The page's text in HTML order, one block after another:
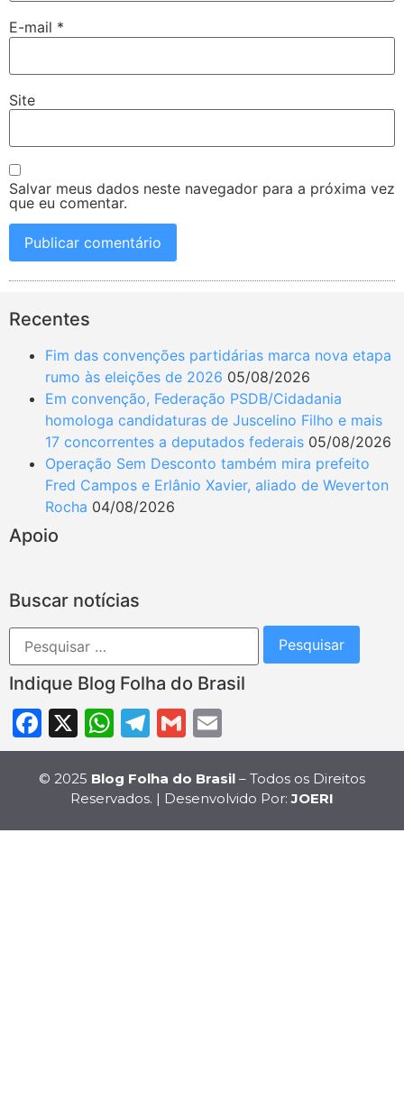
E-mail *
Site
Salvar meus dados neste navegador para a próxima vez
que eu comentar.
Recentes
Fim das convenções partidárias marca nova etapa
rumo às eleições de 2026 05/08/2026
Em convenção, Federação PSDB/Cidadania
homologa candidaturas de Juscelino Filho e mais
17 concorrentes a deputados federais 05/08/2026
Operação Sem Desconto também mira prefeito
Fred Campos e Erlânio Xavier, aliado de Weverton
Rocha 04/08/2026
Apoio
Buscar notícias
Indique Blog Folha do Brasil
Facebook
X WhatsApp
Telegram
Gmail
© 2025 Blog Folha do Brasil – Todos os Direitos
Reservados. | Desenvolvido Por:JOERI